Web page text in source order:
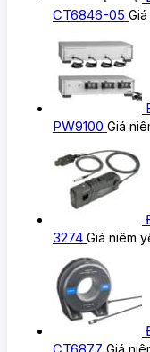
CT6846-05
PW9100 Giá
3274 Giá niêm